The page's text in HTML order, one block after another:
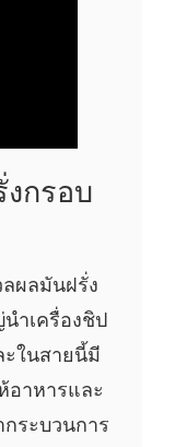
กรอบ
ลผลมันฝรั่ง
ำเครื่องชิป
ในสายนี้มี
อาหารและ
ระบวนการ